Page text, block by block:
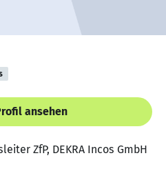
ansehen
ZfP, DEKRA Incos GmbH